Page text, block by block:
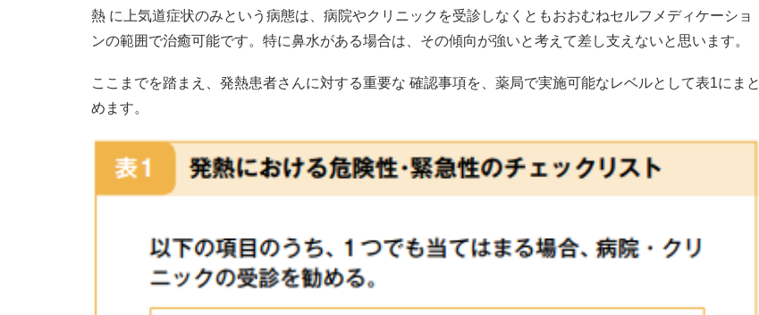
熱 に上気道症状のみという病態は、病院やクリニックを受診しなくともおおむねセルフメディケーショ
ンの範囲で治癒可能です。特に鼻水がある場合は、その傾向が強いと考えて差し支えないと思います。
ここまでを踏まえ、発熱患者さんに対する重要な 確認事項を、薬局で実施可能なレベルとして表1にまと
めます。